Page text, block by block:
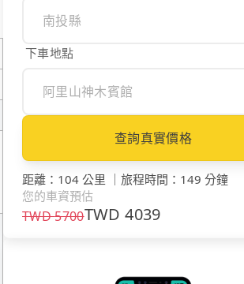
下車地點
查詢真實價格
距離 ： 104 公里 ｜ 旅程時間 ： 149 分鐘
您的車資預估
TWD5700TWD4039